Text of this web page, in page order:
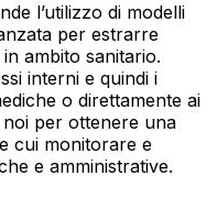
l’utilizzo di modelli
per estrarre
ambito sanitario.
interni e quindi i
o direttamente ai
per ottenere una
cui monitorare e
e amministrative.